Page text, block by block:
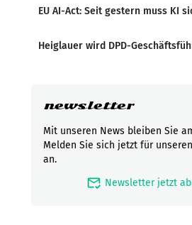
EU AI-Act: Seit gestern muss KI
Heiglauer wird DPD-
newsletter
Mit unseren News bleiben Sie
Melden Sie sich jetzt für
an.
mark_email_read Newsletter jetzt